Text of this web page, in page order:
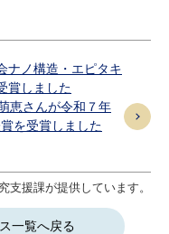
ナノ構造・エピタキ
賞しました
恵さんが令和７年
を受賞しました
支援課が提供しています。
一覧へ戻る